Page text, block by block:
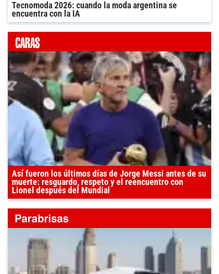
Tecnomoda 2026: cuando la moda argentina se
encuentra con la IA
Así fueron los últimos días de Jorge Messi antes de su
muerte: resguardo, respeto y el reencuentro con
Lionel después del Mundial